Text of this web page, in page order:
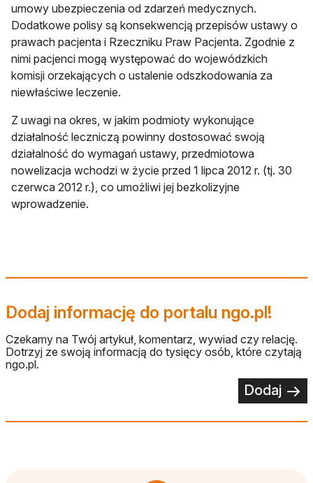
umowy ubezpieczenia od zdarzeń medycznych.
Dodatkowe polisy są konsekwencją przepisów ustawy o
prawach pacjenta i Rzeczniku Praw Pacjenta. Zgodnie z
nimi pacjenci mogą występować do wojewódzkich
komisji orzekających o ustalenie odszkodowania za
niewłaściwe leczenie.
Z uwagi na okres, w jakim podmioty wykonujące
działalność leczniczą powinny dostosować swoją
działalność do wymagań ustawy, przedmiotowa
nowelizacja wchodzi w życie przed 1 lipca 2012 r. (tj. 30
czerwca 2012 r.), co umożliwi jej bezkolizyjne
wprowadzenie.
Dodaj informację do portalu ngo.pl!
Czekamy na Twój artykuł, komentarz, wywiad czy relację.
Dotrzyj ze swoją informacją do tysięcy osób, które czytają
ngo.pl.
Dodaj